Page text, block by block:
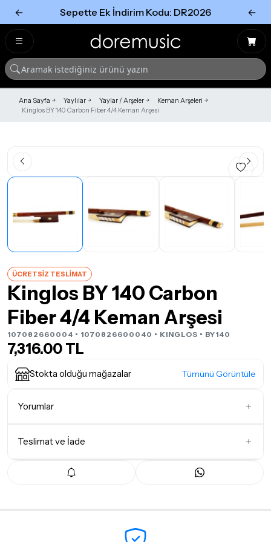
← Sepette Ek İndirim Kodu: DR2026 ←
Ana Sayfa Yaylılar Yaylar / Arşeler
Keman Arşeleri
Kinglos BY 140 Carbon Fiber 4/4 Keman Arşesi
ÜCRETSİZ TESLİMAT
Kinglos BY 140 Carbon
Fiber 4/4 Keman Arşesi
107082660004 • 1070826600040 • KINGLOS • BY140
7,316.00 TL
Stokta olduğu mağazalar Tümünü Görüntüle
Yorumlar
Teslimat ve İade
Teslimat Koşulları
tatil günlerinde teslimat yapılamamaktadır.
Tümünü Gör
Tümünü gör